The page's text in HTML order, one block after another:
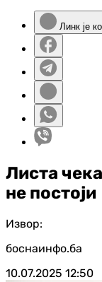
Линк је
Листа
не постоји
Извор:
боснаинфо.ба
10.07.2025 12:50